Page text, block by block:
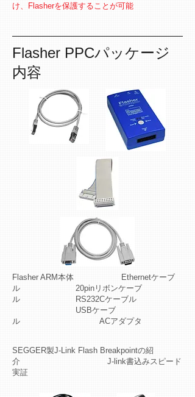
け、Flasherを保護することが可能
Flasher PPCパッケージ
内容
Flasher ARM本体 Ethernetケーブ
ル 20pinリボンケーブ
ル RS232Cケーブル
USBケーブ
ル ACアダプタ
SEGGER製J-Link Flash Breakpointの紹
介 J-link書込みスピード
実証